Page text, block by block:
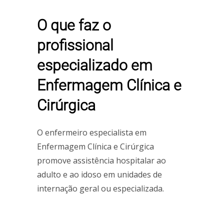
O que faz o
profissional
especializado em
Enfermagem Clínica e
Cirúrgica
O enfermeiro especialista em
Enfermagem Clínica e Cirúrgica
promove assistência hospitalar ao
adulto e ao idoso em unidades de
internação geral ou especializada.